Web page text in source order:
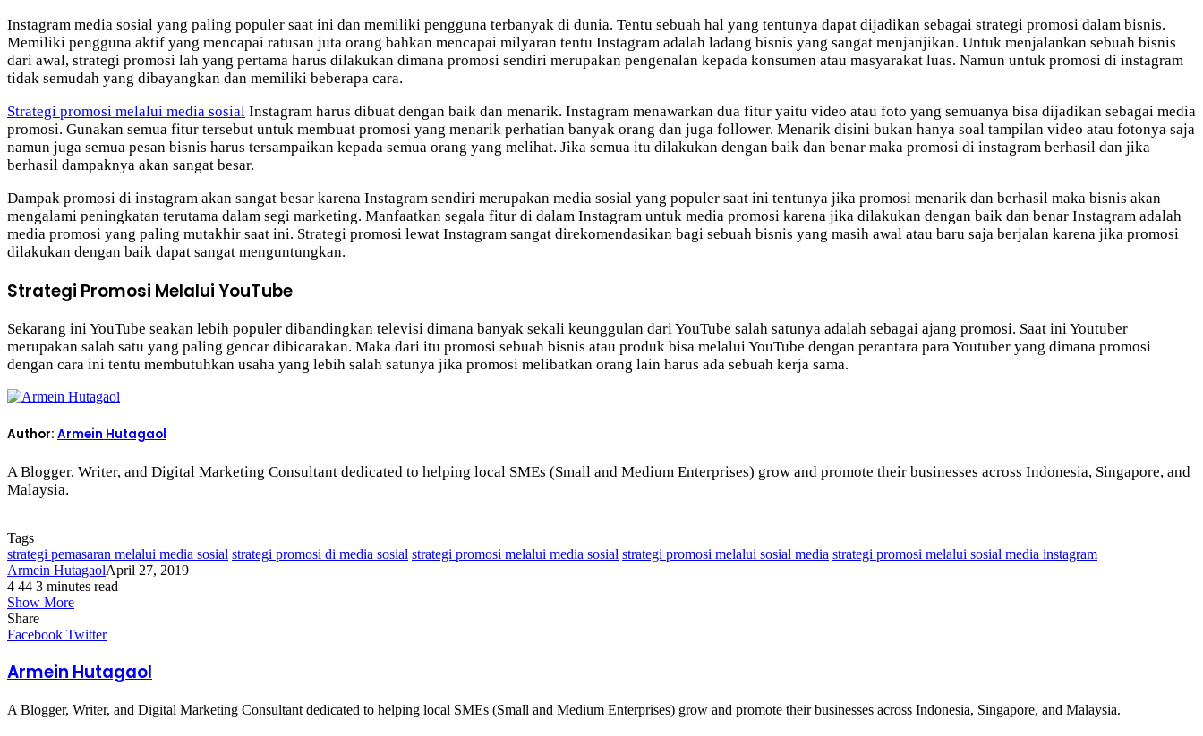
Instagram media sosial yang paling populer saat ini dan memiliki pengguna terbanyak di dunia. Tentu sebuah hal yang tentunya dapat dijadikan sebagai strategi promosi dalam bisnis.
Memiliki pengguna aktif yang mencapai ratusan juta orang bahkan mencapai milyaran tentu Instagram adalah ladang bisnis yang sangat menjanjikan. Untuk menjalankan sebuah bisnis
dari awal, strategi promosi lah yang pertama harus dilakukan dimana promosi sendiri merupakan pengenalan kepada konsumen atau masyarakat luas. Namun untuk promosi di instagram
tidak semudah yang dibayangkan dan memiliki beberapa cara.
Strategi promosi melalui media sosial Instagram harus dibuat dengan baik dan menarik. Instagram menawarkan dua fitur yaitu video atau foto yang semuanya bisa dijadikan sebagai media
promosi. Gunakan semua fitur tersebut untuk membuat promosi yang menarik perhatian banyak orang dan juga follower. Menarik disini bukan hanya soal tampilan video atau fotonya saja
namun juga semua pesan bisnis harus tersampaikan kepada semua orang yang melihat. Jika semua itu dilakukan dengan baik dan benar maka promosi di instagram berhasil dan jika
berhasil dampaknya akan sangat besar.
Dampak promosi di instagram akan sangat besar karena Instagram sendiri merupakan media sosial yang populer saat ini tentunya jika promosi menarik dan berhasil maka bisnis akan
mengalami peningkatan terutama dalam segi marketing. Manfaatkan segala fitur di dalam Instagram untuk media promosi karena jika dilakukan dengan baik dan benar Instagram adalah
media promosi yang paling mutakhir saat ini. Strategi promosi lewat Instagram sangat direkomendasikan bagi sebuah bisnis yang masih awal atau baru saja berjalan karena jika promosi
dilakukan dengan baik dapat sangat menguntungkan.
Strategi Promosi Melalui YouTube
Sekarang ini YouTube seakan lebih populer dibandingkan televisi dimana banyak sekali keunggulan dari YouTube salah satunya adalah sebagai ajang promosi. Saat ini Youtuber
merupakan salah satu yang paling gencar dibicarakan. Maka dari itu promosi sebuah bisnis atau produk bisa melalui YouTube dengan perantara para Youtuber yang dimana promosi
dengan cara ini tentu membutuhkan usaha yang lebih salah satunya jika promosi melibatkan orang lain harus ada sebuah kerja sama.
Author: Armein Hutagaol
A Blogger, Writer, and Digital Marketing Consultant dedicated to helping local SMEs (Small and Medium Enterprises) grow and promote their businesses across Indonesia, Singapore, and
Malaysia.
Tags
strategi pemasaran melalui media sosial strategi promosi di media sosial strategi promosi melalui media sosial strategi promosi melalui sosial media strategi promosi melalui sosial media instagram
Armein HutagaolApril 27, 2019
4 44 3 minutes read
Show More
Share
Facebook TwitterLinkedIn
Tumblr
Pinterest
Reddit
VKontakte
Share
Email
Print
Armein Hutagaol
A Blogger, Writer, and Digital Marketing Consultant dedicated to helping local SMEs (Small and Medium Enterprises) grow and promote their businesses across Indonesia, Singapore, and Malaysia.